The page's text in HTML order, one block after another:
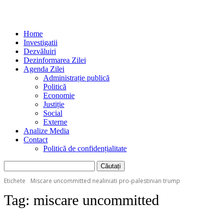
Home
Investigatii
Dezvăluiri
Dezinformarea Zilei
Agenda Zilei
Administrație publică
Politică
Economie
Justiție
Social
Externe
Analize Media
Contact
Politică de confidențialitate
Etichete Miscare uncommitted nealiniati pro-palestinian trump
Tag: miscare uncommitted